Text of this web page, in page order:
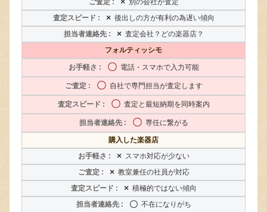
× 後出しの方が有利の為遅い傾向
× 査定会社？どの楽器店？
フォルティッシモ
〇 電話・スマホで入力可能
〇 自社で専門担当が査定します
〇 査定と最短納期を同時案内
〇 専任に繋がる
購入した楽器店
× スマホ対応が少ない
× 教室兼任の社員が対応
× 積極的ではない傾向
〇 不在になりがち